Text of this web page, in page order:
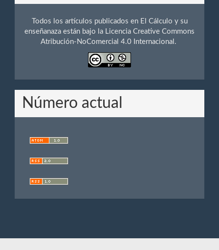
Todos los artículos publicados en El Cálculo y su
enseñanaza están bajo la Licencia Creative Commons
Atribución-NoComercial 4.0 Internacional.
Número actual